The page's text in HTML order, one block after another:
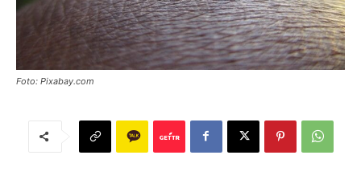
Foto: Pixabay.com